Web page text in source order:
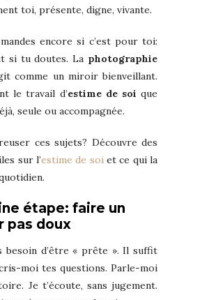
toi, présente, digne, vivante.
encore si c’est pour toi:
si tu doutes. La photographie
comme un miroir bienveillant.
le travail d’estime de soi que
seule ou accompagnée.
ces sujets? Découvre des
sur l’estime de soiet ce qui la
étape: faire un
pas doux
besoin d’être « prête ». Il suffit
moi tes questions. Parle-moi
Je t’écoute, sans jugement.